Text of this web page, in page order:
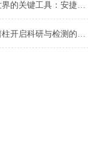
探索分子世界的关键工具：安捷伦色谱柱的技术优势与应用
安捷伦色谱柱开启科研与检测的新篇章